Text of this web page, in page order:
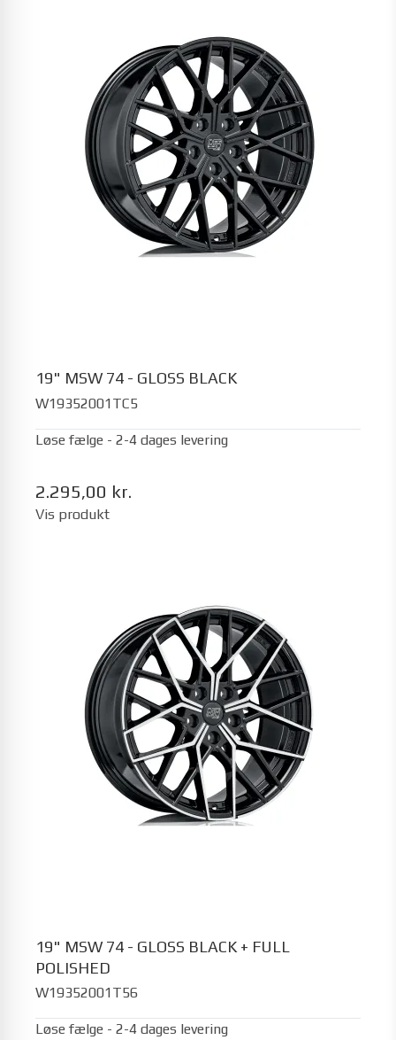
19" MSW 74 - GLOSS BLACK
W19352001TC5
Løse fælge - 2-4 dages levering
2.295,00 kr.
Vis produkt
19" MSW 74 - GLOSS BLACK + FULL
POLISHED
W19352001T56
Løse fælge - 2-4 dages levering